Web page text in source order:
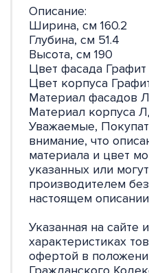
Описание:
Ширина, см 160.2
Глубина, см 51.4
Высота, см 190
Цвет фасада Графит
Цвет корпуса
Материал фасадов
Материал корпуса
Уважаемые,
внимание, что
материала и цвет
указанных или
производителем
настоящем
Указанная на сайте
характеристиках
офертой в